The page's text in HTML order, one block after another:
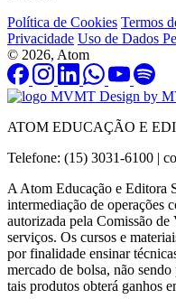
Política de Cookies Termos
Privacidade Uso de Dados
© 2026, Atom
Design by
ATOM EDUCAÇÃO E
Telefone: (15) 3031-6100 |
A Atom Educação e Editora
intermediação de operações
autorizada pela Comissão
serviços. Os cursos e
por finalidade ensinar
mercado de bolsa, não
tais produtos obterá ganhos